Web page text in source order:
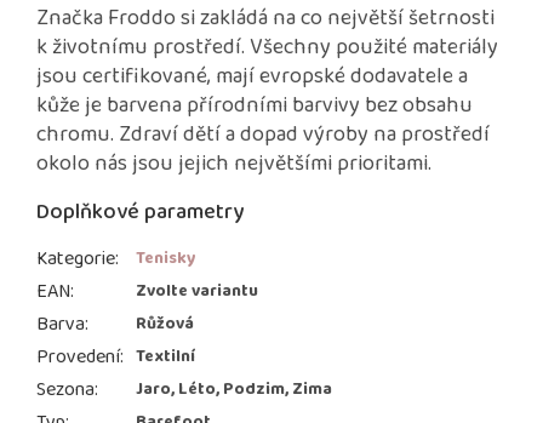
Značka Froddo si zakládá na co největší šetrnosti
k životnímu prostředí. Všechny použité materiály
jsou certifikované, mají evropské dodavatele a
kůže je barvena přírodními barvivy bez obsahu
chromu. Zdraví dětí a dopad výroby na prostředí
okolo nás jsou jejich největšími prioritami.
Doplňkové parametry
Kategorie: Tenisky
EAN: Zvolte variantu
Barva: Růžová
Provedení: Textilní
Sezona: Jaro, Léto, Podzim, Zima